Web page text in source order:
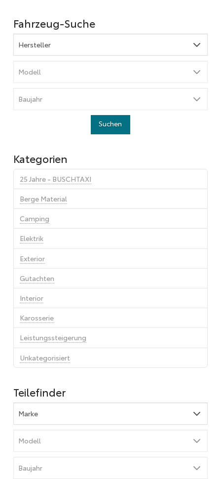
Fahrzeug-Suche
Kategorien
25 Jahre - BUSCHTAXI
Berge Material
Camping
Elektrik
Exterior
Gutachten
Interior
Karosserie
Leistungssteigerung
Unkategorisiert
Teilefinder